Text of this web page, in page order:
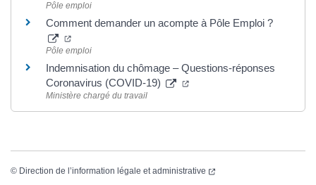
Pôle emploi
Comment demander un acompte à Pôle Emploi ?
Pôle emploi
Indemnisation du chômage – Questions-réponses
Coronavirus (COVID-19)
Ministère chargé du travail
© Direction de l’information légale et administrative